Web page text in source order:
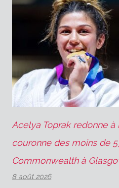
Acelya Toprak redonne à
couronne des moins de
Commonwealth à
8 août 2026